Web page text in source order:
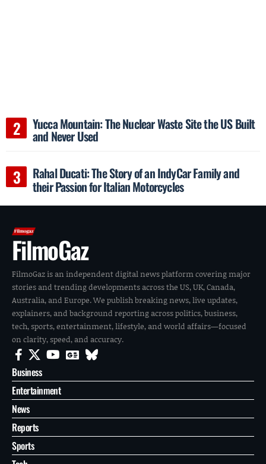
Yucca Mountain: The Nuclear Waste Site the US Built
and Never Used
Rahal Ducati: The Story of an IndyCar Family and
their Passion for Italian Motorcycles
FilmoGaz
FilmoGaz is an independent digital news platform covering major
stories and trending developments across the US, UK, Canada,
Australia, and Europe. We publish breaking news, live updates,
explainers, and background reporting across politics, business,
tech, sports, entertainment, lifestyle, and world affairs—focused
on clarity, speed, and accuracy.
Business
Entertainment
News
Reports
Sports